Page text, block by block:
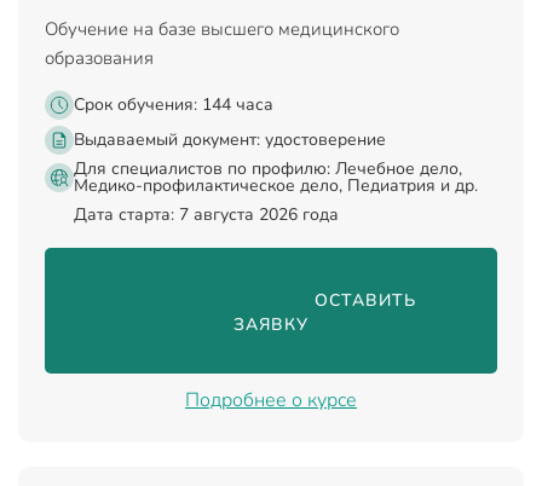
Обучение на базе высшего медицинского
образования
Срок обучения: 144 часа
Выдаваемый документ: удостоверение
Для специалистов по профилю: Лечебное дело,
Медико-профилактическое дело, Педиатрия и др.
Дата старта: 7 августа 2026 года
                                ОСТАВИТЬ
ЗАЯВКУ
Подробнее о курсе